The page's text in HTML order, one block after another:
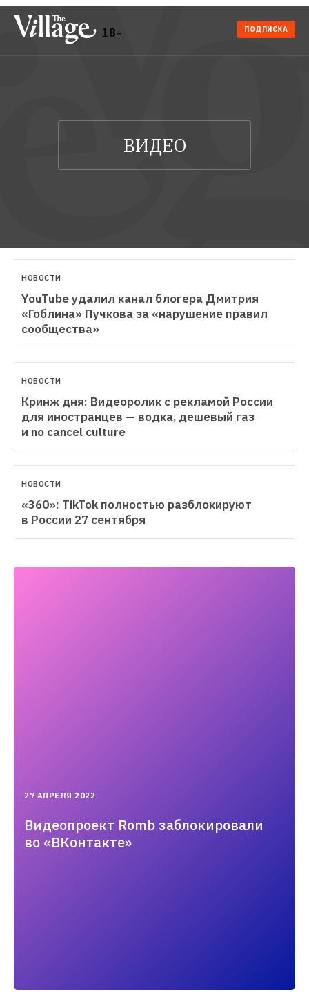
18+ ПОДПИСКА
НОВОСТИ
YouTube удалил канал блогера Дмитрия
«Гоблина» Пучкова за «нарушение правил
сообщества»
НОВОСТИ
Кринж дня: Видеоролик с рекламой России
для иностранцев — водка, дешевый газ
и no cancel culture
НОВОСТИ
«360»: TikTok полностью разблокируют
в России 27 сентября
2022-
27T12:35:52.000+03:00
27 АПРЕЛЯ 2022
Видеопроект Romb заблокировали
во «ВКонтакте»